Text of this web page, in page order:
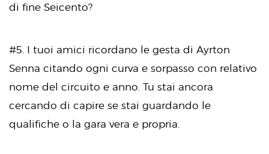
di fine Seicento?
#5. I tuoi amici ricordano le gesta di Ayrton
Senna citando ogni curva e sorpasso con relativo
nome del circuito e anno. Tu stai ancora
cercando di capire se stai guardando le
qualifiche o la gara vera e propria.